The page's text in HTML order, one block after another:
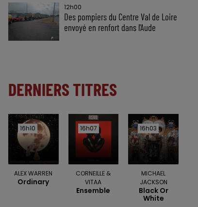
12h00
Des pompiers du Centre Val de Loire
envoyé en renfort dans l'Aude
DERNIERS TITRES
16h10
16h10
ALEX WARREN
Ordinary
16h07
16h07
CORNEILLE &
VITAA
Ensemble
16h03
16h03
MICHAEL
JACKSON
Black Or
White